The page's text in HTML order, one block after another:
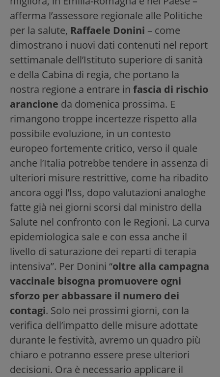
afferma l’assessore regionale alle Politiche
per la salute, Raffaele Donini – come
dimostrano i nuovi dati contenuti nel report
settimanale dell’Istituto superiore di sanità
e della Cabina di regia, che portano la
nostra regione a entrare in fascia di rischio
arancione da domenica prossima. E
rimangono troppe incertezze rispetto alla
possibile evoluzione, in un contesto
europeo fortemente critico, verso il quale
anche l’Italia potrebbe tendere in assenza di
ulteriori misure restrittive, come ha ribadito
ancora oggi l’Iss, dopo valutazioni analoghe
fatte già nei giorni scorsi dal ministro della
Salute nel confronto con le Regioni. La curva
epidemiologica sale e con essa anche il
livello di saturazione dei reparti di terapia
intensiva”. Per Donini “oltre alla campagna
vaccinale bisogna promuovere ogni
sforzo per abbassare il numero dei
contagi. Solo nei prossimi giorni, con la
verifica dell’impatto delle misure adottate
durante le festività, avremo un quadro più
chiaro e potranno essere prese ulteriori
decisioni. Ora è necessario applicare il